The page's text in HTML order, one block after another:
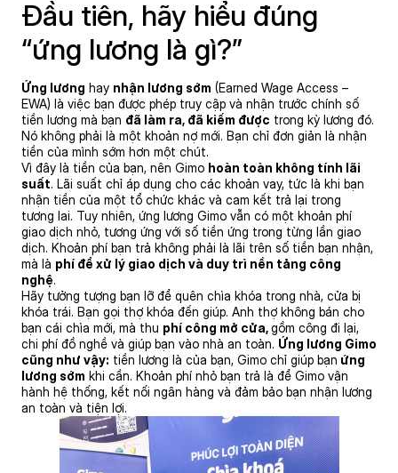
Đầu tiên, hãy hiểu đúng
“ứng lương là gì?”
Ứng lương hay nhận lương sớm (Earned Wage Access –
EWA) là việc bạn được phép truy cập và nhận trước chính số
tiền lương mà bạn đã làm ra, đã kiếm được trong kỳ lương đó.
Nó không phải là một khoản nợ mới. Bạn chỉ đơn giản là nhận
tiền của mình sớm hơn một chút.
Vì đây là tiền của bạn, nên Gimo hoàn toàn không tính lãi
suất. Lãi suất chỉ áp dụng cho các khoản vay, tức là khi bạn
nhận tiền của một tổ chức khác và cam kết trả lại trong
tương lai. Tuy nhiên, ứng lương Gimo vẫn có một khoản phí
giao dịch nhỏ, tương ứng với số tiền ứng trong từng lần giao
dịch. Khoản phí bạn trả không phải là lãi trên số tiền bạn nhận,
mà là phí để xử lý giao dịch và duy trì nền tảng công
nghệ.
Hãy tưởng tượng bạn lỡ để quên chìa khóa trong nhà, cửa bị
khóa trái. Bạn gọi thợ khóa đến giúp. Anh thợ không bán cho
bạn cái chìa mới, mà thu phí công mở cửa,gồm công đi lại,
chi phí đồ nghề và giúp bạn vào nhà an toàn. Ứng lương Gimo
cũng như vậy: tiền lương là của bạn, Gimo chỉ giúp bạn ứng
lương sớm khi cần. Khoản phí nhỏ bạn trả là để Gimo vận
hành hệ thống, kết nối ngân hàng và đảm bảo bạn nhận lương
an toàn và tiện lợi.